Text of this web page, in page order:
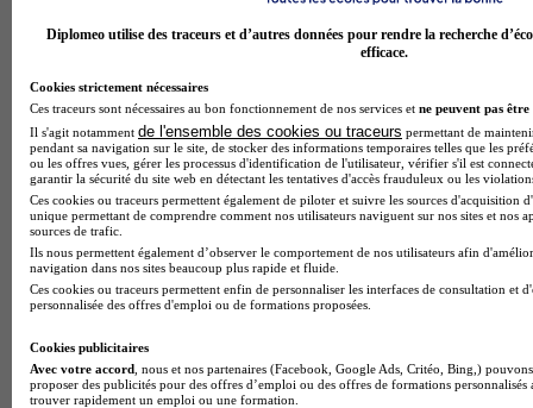
EFET PHOTO - Ecole privée de Photographie
Diplomeo utilise des traceurs et d’autres données pour rendre la recherche
efficace.
Cookies strictement nécessaires
Ces traceurs sont nécessaires au bon fonctionnement de nos services et ne peuvent pas être
Il s'agit notamment de l'ensemble des cookies ou traceurs permettant de
pendant sa navigation sur le site, de stocker des informations temporaires telles que les
ou les offres vues, gérer les processus d'identification de l'utilisateur, vérifier s'il est
garantir la sécurité du site web en détectant les tentatives d'accès frauduleux ou les
Ces cookies ou traceurs permettent également de piloter et suivre les sources d'acquisition
unique permettant de comprendre comment nos utilisateurs naviguent sur nos sites et nos
sources de trafic.
Ils nous permettent également d’observer le comportement de nos utilisateurs afin
navigation dans nos sites beaucoup plus rapide et fluide.
Ces cookies ou traceurs permettent enfin de personnaliser les interfaces de consultation et
personnalisée des offres d'emploi ou de formations proposées.
Cookies publicitaires
Avec votre accord , nous et nos partenaires (Facebook, Google Ads, Critéo, Bing,)
proposer des publicités pour des offres d’emploi ou des offres de formations
trouver rapidement un emploi ou une formation.